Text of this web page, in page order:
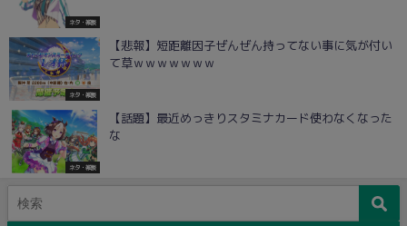
ネタ・雑談
ネタ・雑談
【悲報】短距離因子ぜんぜん持ってない事に気が付い
て草ｗｗｗｗｗｗｗ
ネタ・雑談
【話題】最近めっきりスタミナカード使わなくなった
な